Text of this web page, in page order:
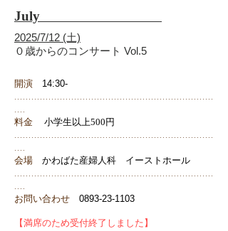
July
2025/7/12 (土)
０歳からのコンサート Vol.5
開演 14:30-
......................................................................
....
料金 小学生以上500 円
......................................................................
....
会場 かわばた産婦人科 イーストホール
......................................................................
....
お問い合わせ 0893-23-1103
​【満席のため受付終了しました】